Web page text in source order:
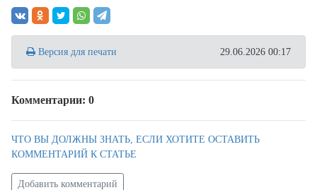
Версия для печати 29.06.2026 00:17
Комментарии: 0
ЧТО ВЫ ДОЛЖНЫ ЗНАТЬ, ЕСЛИ ХОТИТЕ ОСТАВИТЬ
КОММЕНТАРИЙ К СТАТЬЕ
Добавить комментарий